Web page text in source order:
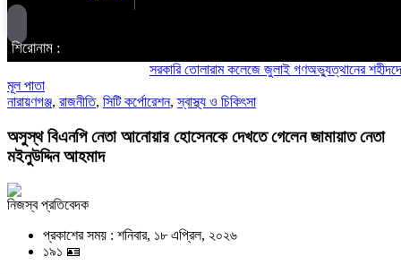
শিরোনাম :
সরকারি তোলারাম কলেজে জুলাই গণঅভ্যুত্থানের শহীদদের
মূল পাতা
নারায়ণগঞ্জ, রাজনীতি, সিটি কর্পোরেশন,স্বাস্থ্য ও চিকিৎসা
অসুস্থ বিএনপি নেতা আনোয়ার হোসেনকে দেখতে গেলেন জামায়াত নেতা
মইনুউদ্দিন আহমাদ
নিজস্ব প্রতিবেদক
প্রকাশের সময় : শনিবার, ১৮ এপ্রিল, ২০২৬
১৯১ 🪪